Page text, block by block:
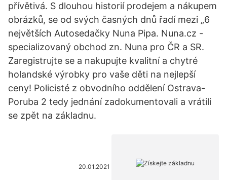
přívětivá. S dlouhou historií prodejem a nákupem
obrázků, se od svých časných dnů řadí mezi „6
největších Autosedačky Nuna Pipa. Nuna.cz -
specializovaný obchod zn. Nuna pro ČR a SR.
Zaregistrujte se a nakupujte kvalitní a chytré
holandské výrobky pro vaše děti na nejlepší
ceny! Policisté z obvodního oddělení Ostrava-
Poruba 2 tedy jednání zadokumentovali a vrátili
se zpět na základnu.
20.01.2021